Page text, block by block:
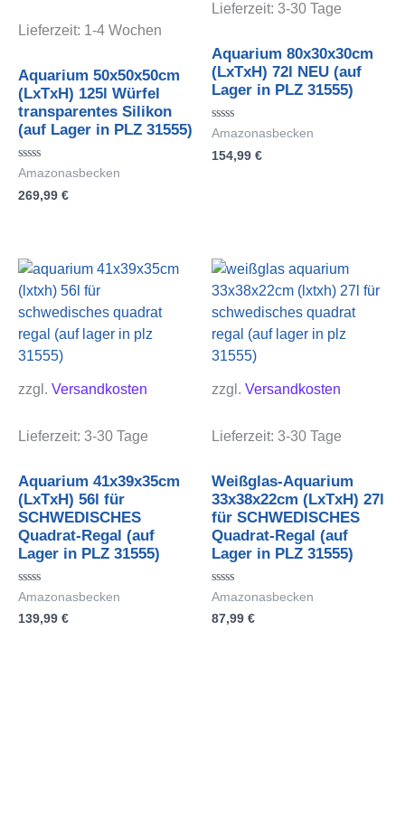
Lieferzeit: 1-4 Wochen
Aquarium 50x50x50cm
(LxTxH) 125l Würfel
transparentes Silikon
(auf Lager in PLZ 31555)
Bewertet
0
Amazonasbecken
269,99 €
Lieferzeit: 3-30 Tage
Aquarium 80x30x30cm
(LxTxH) 72l NEU (auf
Lager in PLZ 31555)
Bewertet
0
Amazonasbecken
154,99 €
zzgl. Versandkosten
Lieferzeit: 3-30 Tage
Aquarium 41x39x35cm
(LxTxH) 56l für
SCHWEDISCHES
Quadrat-Regal (auf
Lager in PLZ 31555)
Bewertet
0
Amazonasbecken
139,99 €
zzgl. Versandkosten
Lieferzeit: 3-30 Tage
Weißglas-Aquarium
33x38x22cm (LxTxH) 27l
für SCHWEDISCHES
Quadrat-Regal (auf
Lager in PLZ 31555)
Bewertet
0
Amazonasbecken
87,99 €